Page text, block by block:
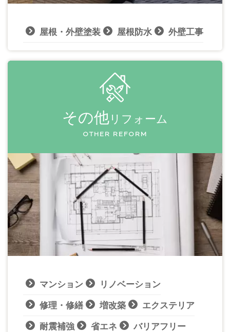
屋根・外壁塗装 屋根防水 外壁工事
その他 リフォーム
OTHER REFORM
マンション リノベーション
修理・修繕 増改築 エクステリア
耐震補強 省エネ バリアフリー